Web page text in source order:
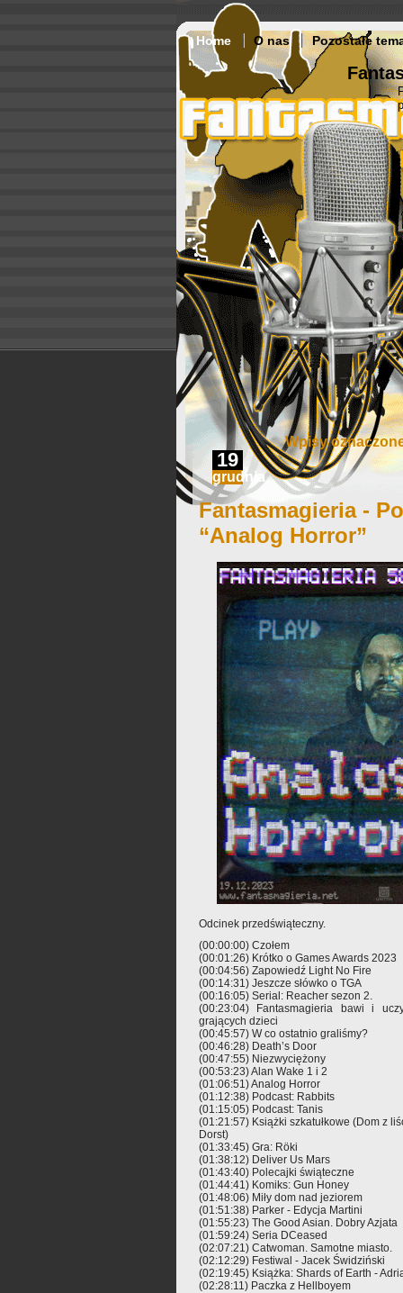
Home O nas Pozostałe
Wpisy
19
grudnia
Fantasmagieria -
“Analog Horror”
Odcinek przedświąteczny.
(00:00:00) Czołem
(00:01:26) Krótko o Games Awards 2023
(00:04:56) Zapowiedź Light No Fire
(00:14:31) Jeszcze słówko o TGA
(00:16:05) Serial: Reacher sezon 2.
(00:23:04) Fantasmagieria bawi i
grających dzieci
(00:45:57) W co ostatnio graliśmy?
(00:46:28) Death’s Door
(00:47:55) Niezwyciężony
(00:53:23) Alan Wake 1 i 2
(01:06:51) Analog Horror
(01:12:38) Podcast: Rabbits
(01:15:05) Podcast: Tanis
(01:21:57) Książki szkatułkowe (Dom z
Dorst)
(01:33:45) Gra: Röki
(01:38:12) Deliver Us Mars
(01:43:40) Polecajki świąteczne
(01:44:41) Komiks: Gun Honey
(01:48:06) Miły dom nad jeziorem
(01:51:38) Parker - Edycja Martini
(01:55:23) The Good Asian. Dobry Azjata
(01:59:24) Seria DCeased
(02:07:21) Catwoman. Samotne miasto.
(02:12:29) Festiwal - Jacek Świdziński
(02:19:45) Książka: Shards of Earth -
(02:28:11) Paczka z Hellboyem